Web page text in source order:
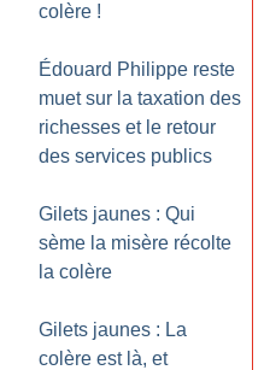
colère !
Édouard Philippe reste
muet sur la taxation des
richesses et le retour
des services publics
Gilets jaunes : Qui
sème la misère récolte
la colère
Gilets jaunes : La
colère est là, et